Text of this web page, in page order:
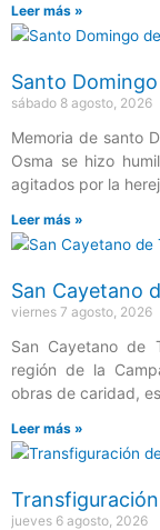
Leer más »
Santo
sábado 8 agosto, 2026
Memoria de santo
Osma se hizo
agitados por la
Leer más »
San Cayetano
viernes 7 agosto, 2026
San Cayetano de
región de la
obras de caridad,
Leer más »
jueves 6 agosto, 2026